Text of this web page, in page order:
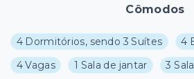
Cômodos
4 Dormitórios, sendo 3 Suítes
4
4 Vagas
1 Sala de jantar 3